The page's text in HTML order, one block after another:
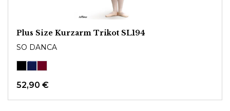
Plus Size Kurzarm Trikot SL194
SO DANCA
52,90 €